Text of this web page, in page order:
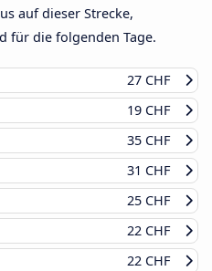
auf dieser Strecke,
für die folgenden Tage.
27 CHF
19 CHF
35 CHF
31 CHF
25 CHF
22 CHF
22 CHF